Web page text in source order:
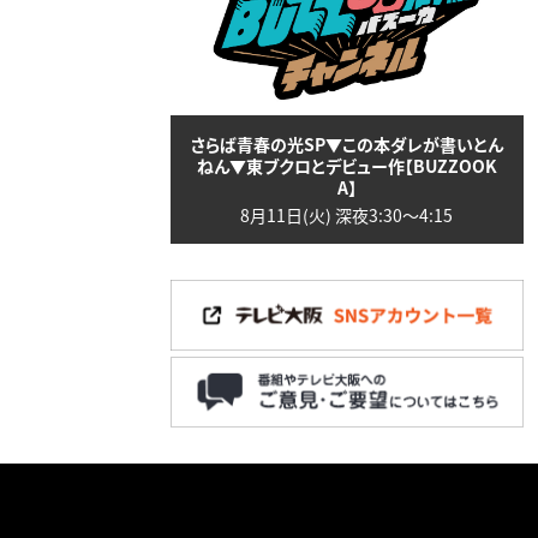
さらば青春の光SP▼この本ダレが書いとん
ねん▼東ブクロとデビュー作【BUZZOOK
A】
8月11日(火) 深夜3:30〜4:15